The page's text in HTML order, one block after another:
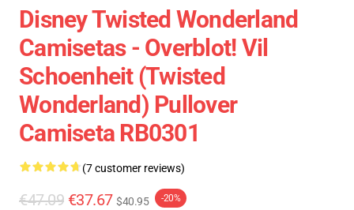
Disney Twisted Wonderland
Camisetas - Overblot! Vil
Schoenheit (Twisted
Wonderland) Pullover
Camiseta RB0301
(7 customer reviews)
€47.09 €37.67 $40.95 -20%